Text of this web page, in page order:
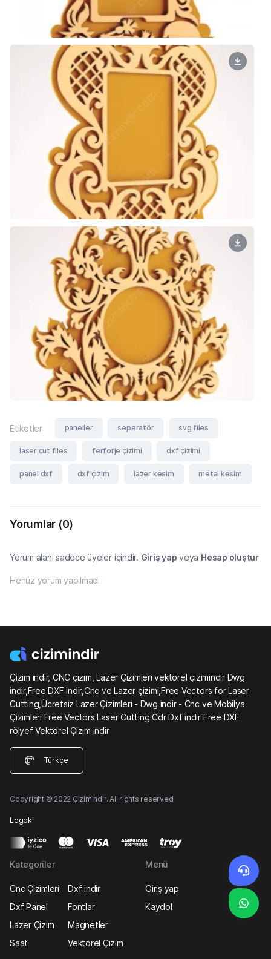
Etiketler paneller seperatör svg files
laser cut files ferforje çizimi dxf çizimi
panel dxf dxf çizim lazer kesim metal kesim
Yorumlar (0)
Yorum alanı sadece üyeler içindir. Giriş yap veya Hesap oluştur
Henüz yorum yapılmadı
Çizim indir, CNC çizim, Lazer Çizimleri vektörel çizimindir Dwg
indir,Free DXF indir,Cnc ve Lazer çizimi,Free Vectors for Laser
Cutting,Ücretsiz Lazer Çizimleri - Dwg indir - Cnc ve Mobilya
Çizimleri Free Vectors Laser Cutting Cdr Dxf indir Free DXF
rölyef Vektörel Çizim indir
Türkçe
Copyright © 2022 Çizimindir. All rights reserved.
Logoki
Kategoriler
Cnc Çizimleri
Dxf indir
Dxf Panel
Fontlar
Lazer Çizim
Magnetler
Saat
Vektörel Çizim
Menü
Giriş yap
Kaydol